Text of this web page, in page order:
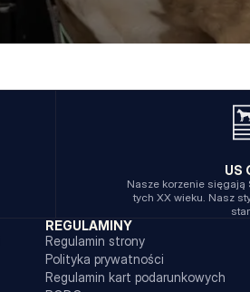
US
Nasze korzenie sięgają
tych XX wieku. Nasz
REGULAMINY
Regulamin strony
Polityka prywatności
Regulamin kart podarunkowych